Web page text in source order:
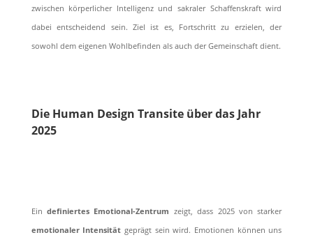
zwischen körperlicher Intelligenz und sakraler Schaffenskraft wird
dabei entscheidend sein. Ziel ist es, Fortschritt zu erzielen, der
sowohl dem eigenen Wohlbefinden als auch der Gemeinschaft dient.
Die Human Design Transite über das Jahr
2025
Ein definiertes Emotional-Zentrum zeigt, dass 2025 von starker
emotionaler Intensität geprägt sein wird. Emotionen können uns